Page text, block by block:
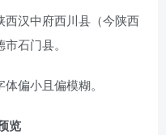
西汉中府西川县（今陕西
石门县。
偏小且偏模糊。
览